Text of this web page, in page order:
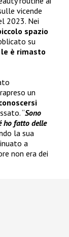
vicende
2023. Nei
spazio
su
è rimasto
un
“Sono
ho fatto delle
la sua
a
non era dei